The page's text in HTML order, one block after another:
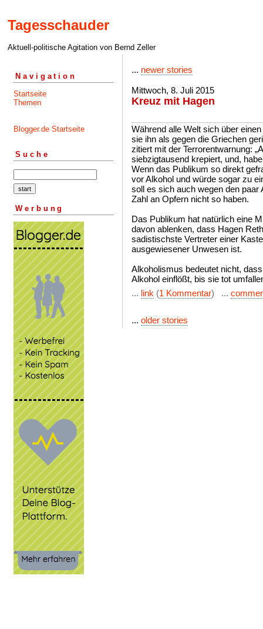
Tagesschauder
Aktuell-politische Agitation von Bernd Zeller
Navigation
Startseite
Themen
Blogger.de Startseite
Suche
Werbung
... newer stories
Mittwoch, 8. Juli 2015
Kreuz mit Hagen
Während alle Welt sich über
sie ihn als gegen die Griechen
zitiert mit der Terrorentwarnung:
siebzigtausend krepiert, und,
Wenn das Publikum so direkt
vor Alkohol und würde sogar zu
soll es sich auch wegen den
Zahl an Opfern nicht so haben.
Das Publikum hat natürlich eine
davon ablenken, dass Hagen
sadistischste Vertreter einer
ausgewiesener Unwesen ist.
Alkoholismus bedeutet nicht,
Alkohol einflößt, bis sie tot
... link (1 Kommentar) ...
... older stories